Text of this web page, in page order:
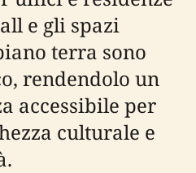
e gli spazi
terra sono
rendendolo un
accessibile per
culturale e